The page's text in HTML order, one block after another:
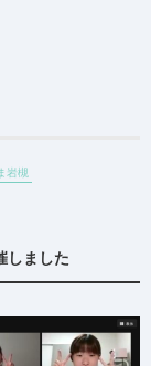
岩槻
しました